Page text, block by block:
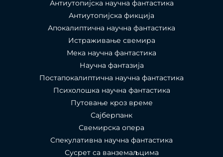
Антиутопијска научна фантастика
Антиутопијска фикција
Апокалиптична научна фантастика
Истраживање свемира
Мека научна фантастика
Научна фантазија
Постапокалиптична научна фантастика
Психолошка научна фантастика
Путовање кроз време
Сајберпанк
Свемирска опера
Спекулативна научна фантастика
Сусрет са ванземаљцима